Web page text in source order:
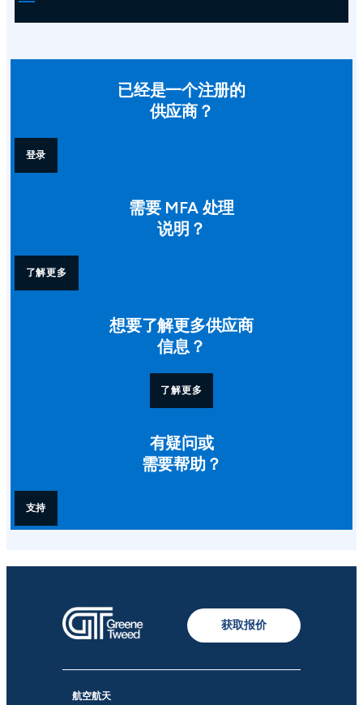
已经是一个注册的
供应商？
登录
需要 MFA 处理
说明？
了解更多
想要了解更多供应商
信息？
了解更多
有疑问或
需要帮助？
支持
获取报价
航空航天